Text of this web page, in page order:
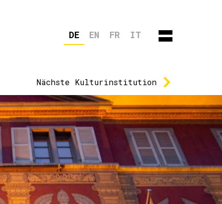
DE EN FR IT
Nächste Kulturinstitution